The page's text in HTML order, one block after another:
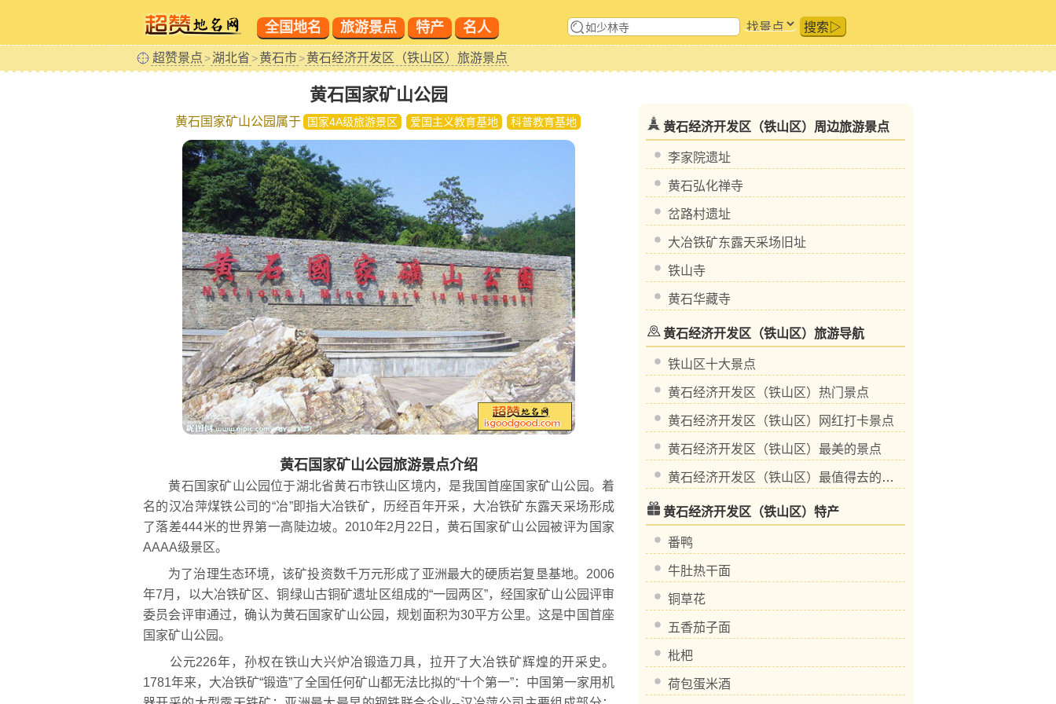
全国地名 旅游景点 特产 名人 搜索▷
超赞景点>湖北省>黄石市>黄石经济开发区（铁山区）旅游景点
黄石国家矿山公园
黄石国家矿山公园属于 国家4A级旅游景区 爱国主义教育基地 科普教育基地
黄石国家矿山公园旅游景点介绍
黄石国家矿山公园位于湖北省黄石市铁山区境内，是我国首座国家矿山公园。着
名的汉冶萍煤铁公司的“冶”即指大冶铁矿，历经百年开采，大冶铁矿东露天采场形成
了落差444米的世界第一高陡边坡。2010年2月22日，黄石国家矿山公园被评为国家
AAAA级景区。
为了治理生态环境，该矿投资数千万元形成了亚洲最大的硬质岩复垦基地。2006
年7月，以大冶铁矿区、铜绿山古铜矿遗址区组成的“一园两区”，经国家矿山公园评审
委员会评审通过，确认为黄石国家矿山公园，规划面积为30平方公里。这是中国首座
国家矿山公园。
公元226年，孙权在铁山大兴炉冶锻造刀具，拉开了大冶铁矿辉煌的开采史。
1781年来，大冶铁矿“锻造”了全国任何矿山都无法比拟的“十个第一”：中国第一家用机
黄石经济开发区（铁山区）周边旅游景点
李家院遗址
黄石弘化禅寺
岔路村遗址
大冶铁矿东露天采场旧址
铁山寺
黄石华藏寺
黄石经济开发区（铁山区）旅游导航
铁山区十大景点
黄石经济开发区（铁山区）热门景点
黄石经济开发区（铁山区）网红打卡景点
黄石经济开发区（铁山区）最美的景点
黄石经济开发区（铁山区）最值得去的景点
黄石经济开发区（铁山区）特产
番鸭
牛肚热干面
铜草花
五香茄子面
枇杷
荷包蛋米酒